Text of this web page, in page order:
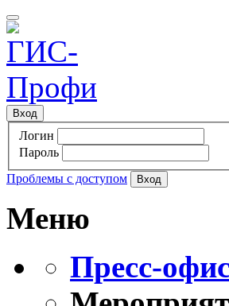
Вход
Логин
Пароль
Проблемы с доступом
Меню
Пресс-